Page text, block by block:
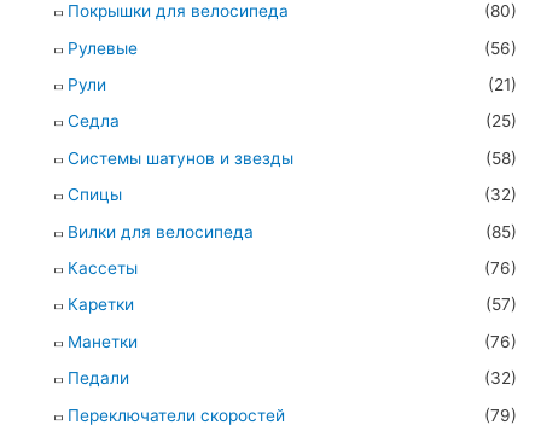
Покрышки для велосипеда
(80)
Рулевые
(56)
Рули
(21)
Седла
(25)
Системы шатунов и звезды
(58)
Спицы
(32)
Вилки для велосипеда
(85)
Кассеты
(76)
Каретки
(57)
Манетки
(76)
Педали
(32)
Переключатели скоростей
(79)